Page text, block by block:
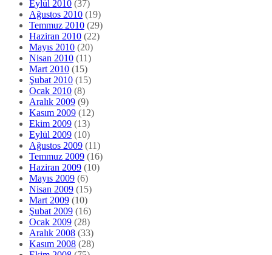
Eylül 2010 (37)
Ağustos 2010 (19)
Temmuz 2010 (29)
Haziran 2010 (22)
Mayıs 2010 (20)
Nisan 2010 (11)
Mart 2010 (15)
Şubat 2010 (15)
Ocak 2010 (8)
Aralık 2009 (9)
Kasım 2009 (12)
Ekim 2009 (13)
Eylül 2009 (10)
Ağustos 2009 (11)
Temmuz 2009 (16)
Haziran 2009 (10)
Mayıs 2009 (6)
Nisan 2009 (15)
Mart 2009 (10)
Şubat 2009 (16)
Ocak 2009 (28)
Aralık 2008 (33)
Kasım 2008 (28)